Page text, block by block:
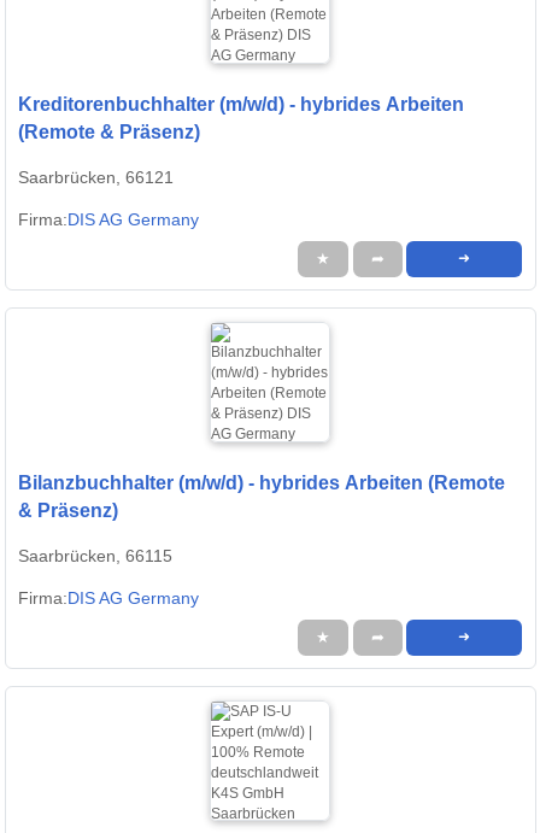
Kreditorenbuchhalter (m/w/d) - hybrides Arbeiten
(Remote & Präsenz)
Saarbrücken, 66121
Firma:DIS AG Germany
★ ➦ ➜
Bilanzbuchhalter (m/w/d) - hybrides Arbeiten (Remote
& Präsenz)
Saarbrücken, 66115
Firma:DIS AG Germany
★ ➦ ➜